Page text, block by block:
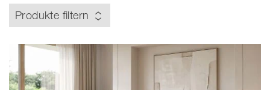
Produkte filtern